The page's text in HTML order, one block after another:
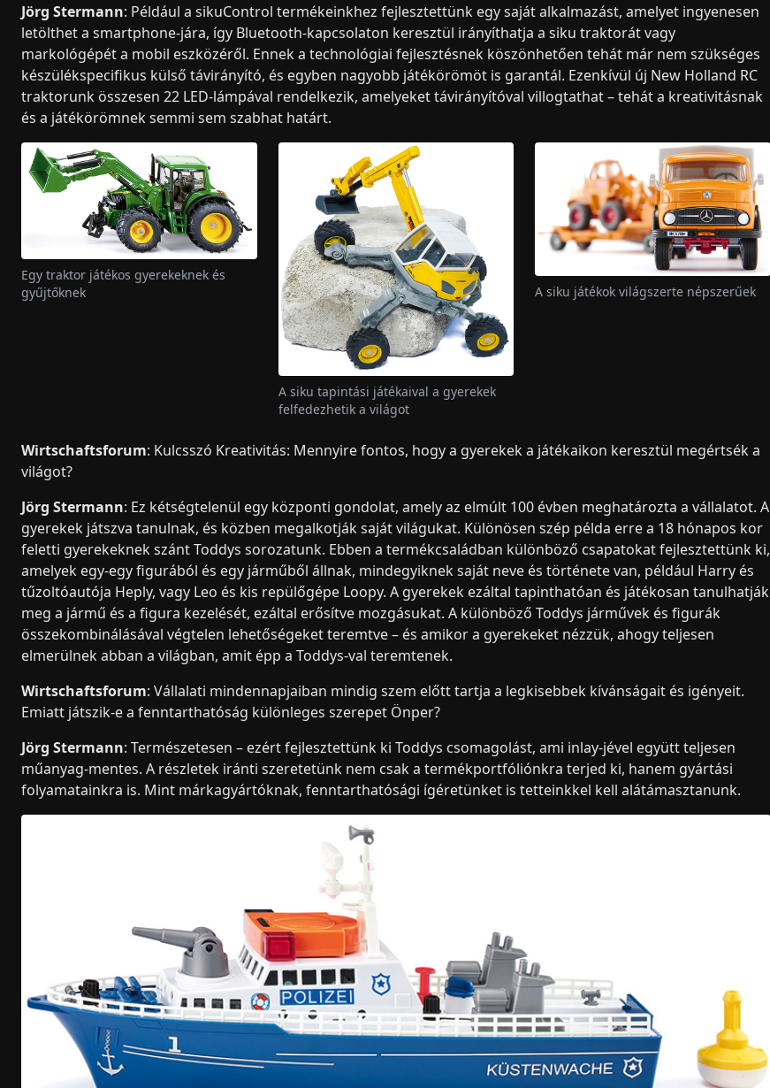
Jörg Stermann: Például a sikuControl termékeinkhez fejlesztettünk egy saját alkalmazást, amelyet ingyenesen
letölthet a smartphone-jára, így Bluetooth-kapcsolaton keresztül irányíthatja a siku traktorát vagy
markológépét a mobil eszközéről. Ennek a technológiai fejlesztésnek köszönhetően tehát már nem szükséges
készülékspecifikus külső távirányító, és egyben nagyobb játékörömöt is garantál. Ezenkívül új New Holland RC
traktorunk összesen 22 LED-lámpával rendelkezik, amelyeket távirányítóval villogtathat – tehát a kreativitásnak
és a játékörömnek semmi sem szabhat határt.
Egy traktor játékos gyerekeknek és
gyűjtőknek
A siku tapintási játékaival a gyerekek
felfedezhetik a világot
A siku játékok világszerte népszerűek
Wirtschaftsforum: Kulcsszó Kreativitás: Mennyire fontos, hogy a gyerekek a játékaikon keresztül megértsék a
világot?
Jörg Stermann: Ez kétségtelenül egy központi gondolat, amely az elmúlt 100 évben meghatározta a vállalatot. A
gyerekek játszva tanulnak, és közben megalkotják saját világukat. Különösen szép példa erre a 18 hónapos kor
feletti gyerekeknek szánt Toddys sorozatunk. Ebben a termékcsaládban különböző csapatokat fejlesztettünk ki,
amelyek egy-egy figurából és egy járműből állnak, mindegyiknek saját neve és története van, például Harry és
tűzoltóautója Heply, vagy Leo és kis repülőgépe Loopy. A gyerekek ezáltal tapinthatóan és játékosan tanulhatják
meg a jármű és a figura kezelését, ezáltal erősítve mozgásukat. A különböző Toddys járművek és figurák
összekombinálásával végtelen lehetőségeket teremtve – és amikor a gyerekeket nézzük, ahogy teljesen
elmerülnek abban a világban, amit épp a Toddys-val teremtenek.
Wirtschaftsforum: Vállalati mindennapjaiban mindig szem előtt tartja a legkisebbek kívánságait és igényeit.
Emiatt játszik-e a fenntarthatóság különleges szerepet Önper?
Jörg Stermann: Természetesen – ezért fejlesztettünk ki Toddys csomagolást, ami inlay-jével együtt teljesen
műanyag-mentes. A részletek iránti szeretetünk nem csak a termékportfóliónkra terjed ki, hanem gyártási
folyamatainkra is. Mint márkagyártóknak, fenntarthatósági ígéretünket is tetteinkkel kell alátámasztanunk.